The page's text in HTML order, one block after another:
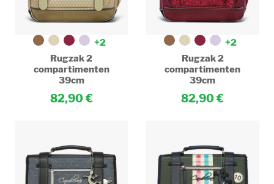
+2
Rugzak 2
compartimenten
39cm
82,90
+2
Rugzak 2
compartimenten
39cm
82,90